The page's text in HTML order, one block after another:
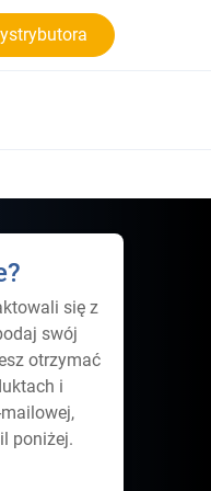
się z
swój
otrzymać
i
poniżej.